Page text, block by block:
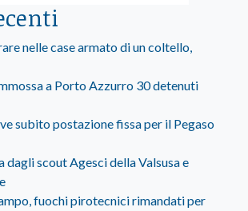
nelle case armato di un coltello,
a Porto Azzurro 30 detenuti
subito postazione fissa per il Pegaso
scout Agesci della Valsusa e
fuochi pirotecnici rimandati per